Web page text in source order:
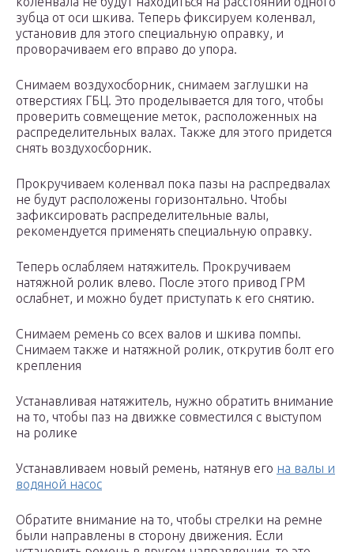
зубца от оси шкива. Теперь фиксируем коленвал,
установив для этого специальную оправку, и
проворачиваем его вправо до упора.
Снимаем воздухосборник, снимаем заглушки на
отверстиях ГБЦ. Это проделывается для того, чтобы
проверить совмещение меток, расположенных на
распределительных валах. Также для этого придется
снять воздухосборник.
Прокручиваем коленвал пока пазы на распредвалах
не будут расположены горизонтально. Чтобы
зафиксировать распределительные валы,
рекомендуется применять специальную оправку.
Теперь ослабляем натяжитель. Прокручиваем
натяжной ролик влево. После этого привод ГРМ
ослабнет, и можно будет приступать к его снятию.
Снимаем ремень со всех валов и шкива помпы.
Снимаем также и натяжной ролик, открутив болт его
крепления
Устанавливая натяжитель, нужно обратить внимание
на то, чтобы паз на движке совместился с выступом
на ролике
Устанавливаем новый ремень, натянув его на валы и
водяной насос
Обратите внимание на то, чтобы стрелки на ремне
были направлены в сторону движения. Если